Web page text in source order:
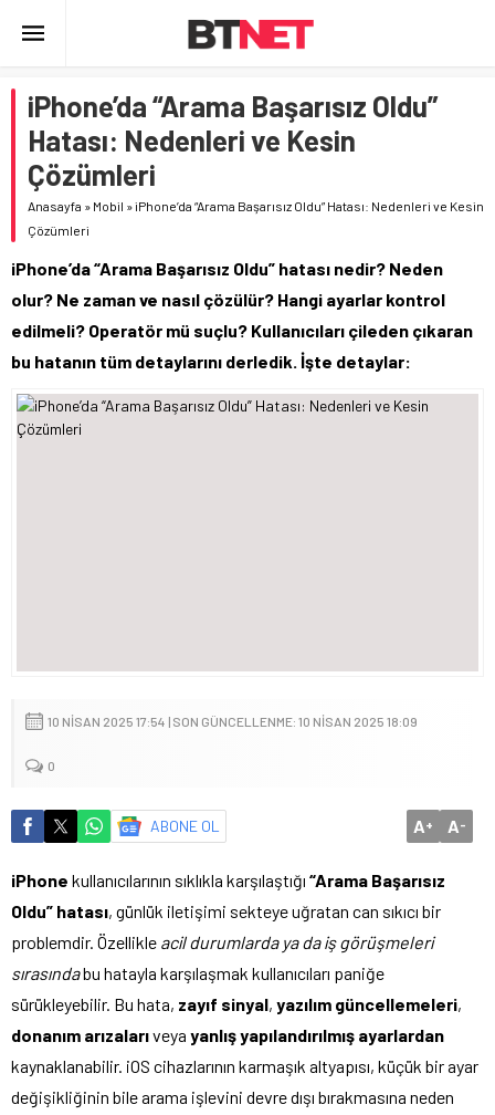
iPhone’da “Arama Başarısız Oldu”
Hatası: Nedenleri ve Kesin
Çözümleri
Anasayfa » Mobil »iPhone’da “Arama Başarısız Oldu” Hatası: Nedenleri ve Kesin
Çözümleri
iPhone’da “Arama Başarısız Oldu” hatası nedir? Neden
olur? Ne zaman ve nasıl çözülür? Hangi ayarlar kontrol
edilmeli? Operatör mü suçlu? Kullanıcıları çileden çıkaran
bu hatanın tüm detaylarını derledik. İşte detaylar:
10 NISAN 2025 17:54 | SON GÜNCELLENME: 10 NISAN 2025 18:09
0
ABONE OL A+ A-
iPhone kullanıcılarının sıklıkla karşılaştığı “Arama Başarısız
Oldu” hatası, günlük iletişimi sekteye uğratan can sıkıcı bir
problemdir. Özellikle acil durumlarda ya da iş görüşmeleri
sırasındabu hatayla karşılaşmak kullanıcıları paniğe
sürükleyebilir. Bu hata, zayıf sinyal, yazılım güncellemeleri,
donanım arızalarıveya yanlış yapılandırılmış ayarlardan
kaynaklanabilir. iOS cihazlarının karmaşık altyapısı, küçük bir ayar
değişikliğinin bile arama işlevini devre dışı bırakmasına neden